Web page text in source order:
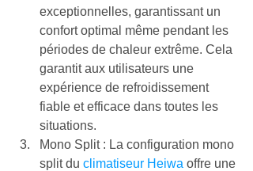
exceptionnelles, garantissant un
confort optimal même pendant les
périodes de chaleur extrême. Cela
garantit aux utilisateurs une
expérience de refroidissement
fiable et efficace dans toutes les
situations.
Mono Split : La configuration mono
split du climatiseur Heiwa offre une